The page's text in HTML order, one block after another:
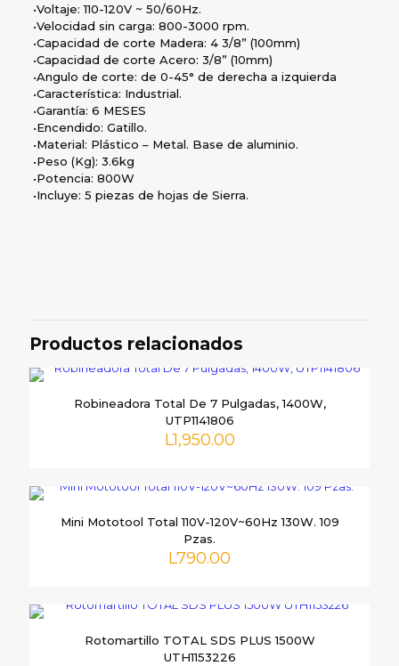
•Voltaje: 110-120V ~ 50/60Hz.
•Velocidad sin carga: 800-3000 rpm.
•Capacidad de corte Madera: 4 3/8” (100mm)
•Capacidad de corte Acero: 3/8” (10mm)
•Angulo de corte: de 0-45° de derecha a izquierda
•Característica: Industrial.
•Garantía: 6 MESES
•Encendido: Gatillo.
•Material: Plástico – Metal. Base de aluminio.
•Peso (Kg): 3.6kg
•Potencia: 800W
•Incluye: 5 piezas de hojas de Sierra.
Caladora Total 800W / UTS2081006”
Tu dirección de correo electrónico no será publicada.Los
*
Productos relacionados
Robineadora Total De 7 Pulgadas, 1400W,
UTP1141806
L1,950.00
Mini Mototool Total 110V-120V~60Hz 130W. 109
Pzas.
L790.00
Rotomartillo TOTAL SDS PLUS 1500W
UTH1153226